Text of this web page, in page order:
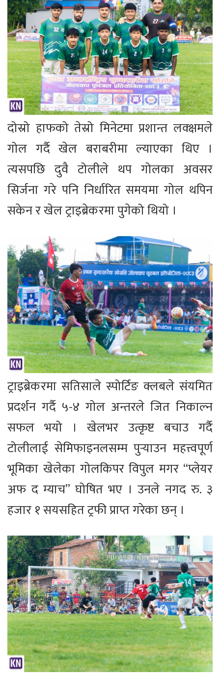
दोस्रो हाफको तेस्रो मिनेटमा प्रशान्त लक्क्षमले
गोल गर्दै खेल बराबरीमा ल्याएका थिए ।
त्यसपछि दुवै टोलीले थप गोलका अवसर
सिर्जना गरे पनि निर्धारित समयमा गोल थपिन
सकेन र खेल ट्राइब्रेकरमा पुगेको थियो ।
ट्राइब्रेकरमा सतिसाले स्पोर्टिङ क्लबले संयमित
प्रदर्शन गर्दै ५-४ गोल अन्तरले जित निकाल्न
सफल भयो । खेलभर उत्कृष्ट बचाउ गर्दै
टोलीलाई सेमिफाइनलसम्म पुर्‍याउन महत्त्वपूर्ण
भूमिका खेलेका गोलकिपर विपुल मगर “प्लेयर
अफ द म्याच” घोषित भए । उनले नगद रु. ३
हजार १ सयसहित ट्रफी प्राप्त गरेका छन् ।